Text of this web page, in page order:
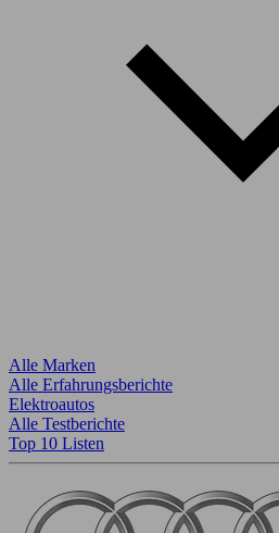
Alle Marken
Alle Erfahrungsberichte
Elektroautos
Alle Testberichte
Top 10 Listen